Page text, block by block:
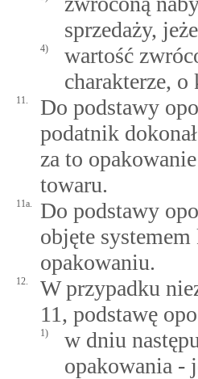
sprzedaży,
4)
wartość
charakterze,
11.
Do podstawy
podatnik
za to
towaru.
11a.
Do podstawy
objęte
opakowaniu.
12.
W przypadku
11, podstawę
1)
w dniu
opakowania -